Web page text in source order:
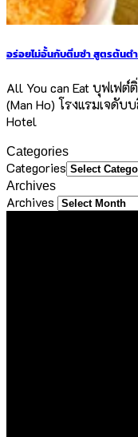
อร่อยไม่อั้นกับติ่มซำ สูตรต้นต
All You can Eat บุฟเฟ
(Man Ho) โรงแรมเจดั
Hotel
Categories
Categories
Archives
Archives